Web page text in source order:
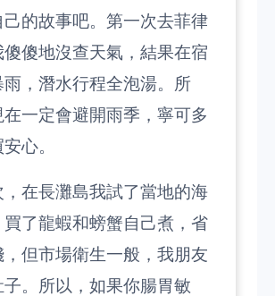
的故事吧。第一次去菲律
傻傻地沒查天氣，結果在宿
雨，潛水行程全泡湯。所
在一定會避開雨季，寧可多
心。
在長灘島我試了當地的海
了龍蝦和螃蟹自己煮，省
，但市場衛生一般，我朋友
子。所以，如果你腸胃敏